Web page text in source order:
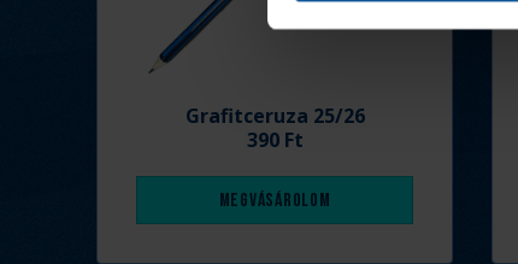
Grafitceruza 25/26
390 Ft
Megvásárolom